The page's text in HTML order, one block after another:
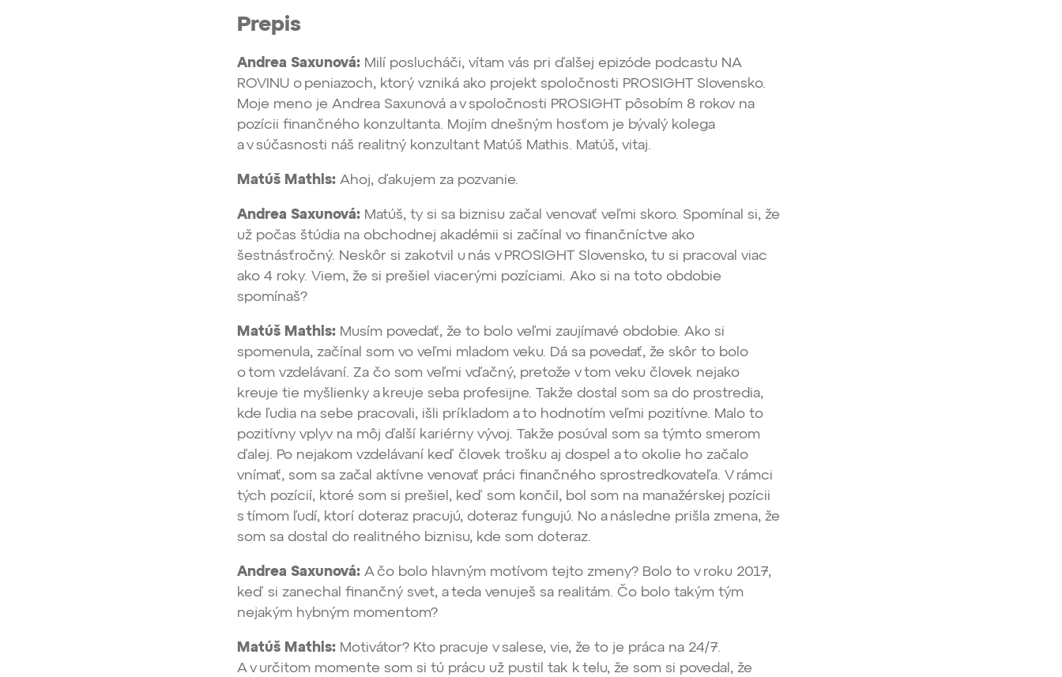
Prepis
Andrea Saxunová:Milí poslucháči, vítam vás pri ďalšej epizóde podcastu NA
ROVINU o peniazoch, ktorý vzniká ako projekt spoločnosti PROSIGHT Slovensko.
Moje meno je Andrea Saxunová a v spoločnosti PROSIGHT pôsobím 8 rokov na
pozícii finančného konzultanta. Mojím dnešným hosťom je bývalý kolega
a v súčasnosti náš realitný konzultant Matúš Mathis. Matúš, vitaj.
Matúš Mathis:Ahoj, ďakujem za pozvanie.
Andrea Saxunová:Matúš, ty si sa biznisu začal venovať veľmi skoro. Spomínal si, že
už počas štúdia na obchodnej akadémii si začínal vo finančníctve ako
šestnásťročný. Neskôr si zakotvil u nás v PROSIGHT Slovensko, tu si pracoval viac
ako 4 roky. Viem, že si prešiel viacerými pozíciami. Ako si na toto obdobie
spomínaš?
Matúš Mathis:Musím povedať, že to bolo veľmi zaujímavé obdobie. Ako si
spomenula, začínal som vo veľmi mladom veku. Dá sa povedať, že skôr to bolo
o tom vzdelávaní. Za čo som veľmi vďačný, pretože v tom veku človek nejako
kreuje tie myšlienky a kreuje seba profesijne. Takže dostal som sa do prostredia,
kde ľudia na sebe pracovali, išli príkladom a to hodnotím veľmi pozitívne. Malo to
pozitívny vplyv na môj ďalší kariérny vývoj. Takže posúval som sa týmto smerom
ďalej. Po nejakom vzdelávaní keď človek trošku aj dospel a to okolie ho začalo
vnímať, som sa začal aktívne venovať práci finančného sprostredkovateľa. V rámci
tých pozícií, ktoré som si prešiel, keď som končil, bol som na manažérskej pozícii
s tímom ľudí, ktorí doteraz pracujú, doteraz fungujú. No a následne prišla zmena, že
som sa dostal do realitného biznisu, kde som doteraz.
Andrea Saxunová:A čo bolo hlavným motívom tejto zmeny? Bolo to v roku 2017,
keď si zanechal finančný svet, a teda venuješ sa realitám. Čo bolo takým tým
nejakým hybným momentom?
Matúš Mathis:Motivátor? Kto pracuje v salese, vie, že to je práca na 24/7.
A v určitom momente som si tú prácu už pustil tak k telu, že som si povedal, že